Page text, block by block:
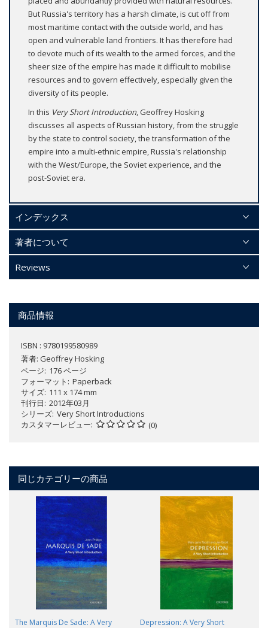
But Russia's territory has a harsh climate, is cut off from
most maritime contact with the outside world, and has
open and vulnerable land frontiers. It has therefore had
to devote much of its wealth to the armed forces, and the
sheer size of the empire has made it difficult to mobilise
resources and to govern effectively, especially given the
diversity of its people.
In this Very Short Introduction, Geoffrey Hosking
discusses all aspects of Russian history, from the struggle
by the state to control society, the transformation of the
empire into a multi-ethnic empire, Russia's relationship
with the West/Europe, the Soviet experience, and the
post-Soviet era.
インデックス
著者について
Reviews
商品情報
ISBN : 9780199580989
著者: Geoffrey Hosking
ページ 176 ページ
フォーマット
Paperback
サイズ 111 x 174 mm
刊行日 2012年03月
シリーズ Very Short Introductions
カスタマーレビュー
(0)
同じカテゴリーの商品
The Marquis De Sade: A Very
Depression: A Very Short